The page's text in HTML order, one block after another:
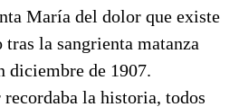
María del dolor que existe
la sangrienta matanza
diciembre de 1907.
la historia, todos